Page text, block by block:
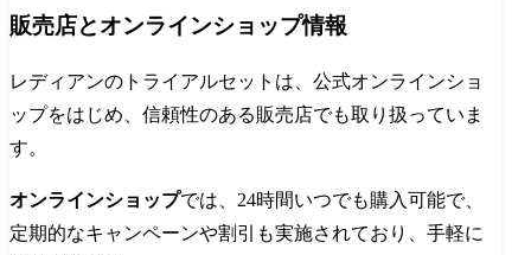
販売店とオンラインショップ情報
レディアンのトライアルセットは、公式オンラインショ
ップをはじめ、信頼性のある販売店でも取り扱っていま
す。
オンラインショップでは、24時間いつでも購入可能で、
定期的なキャンペーンや割引も実施されており、手軽に